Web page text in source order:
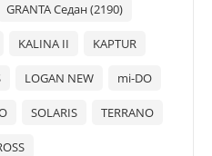
GRANTA Седан (2190)
KALINA II KAPTUR
LOGAN NEW mi-DO
SOLARIS TERRANO